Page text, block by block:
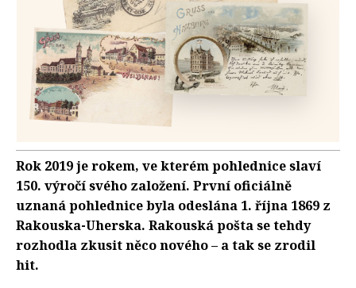
Rok 2019 je rokem, ve kterém pohlednice slaví
150. výročí svého založení. První oficiálně
uznaná pohlednice byla odeslána 1. října 1869 z
Rakouska-Uherska. Rakouská pošta se tehdy
rozhodla zkusit něco nového – a tak se zrodil
hit.